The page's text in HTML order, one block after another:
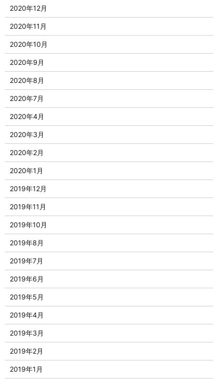
2020年12月
2020年11月
2020年10月
2020年9月
2020年8月
2020年7月
2020年4月
2020年3月
2020年2月
2020年1月
2019年12月
2019年11月
2019年10月
2019年8月
2019年7月
2019年6月
2019年5月
2019年4月
2019年3月
2019年2月
2019年1月